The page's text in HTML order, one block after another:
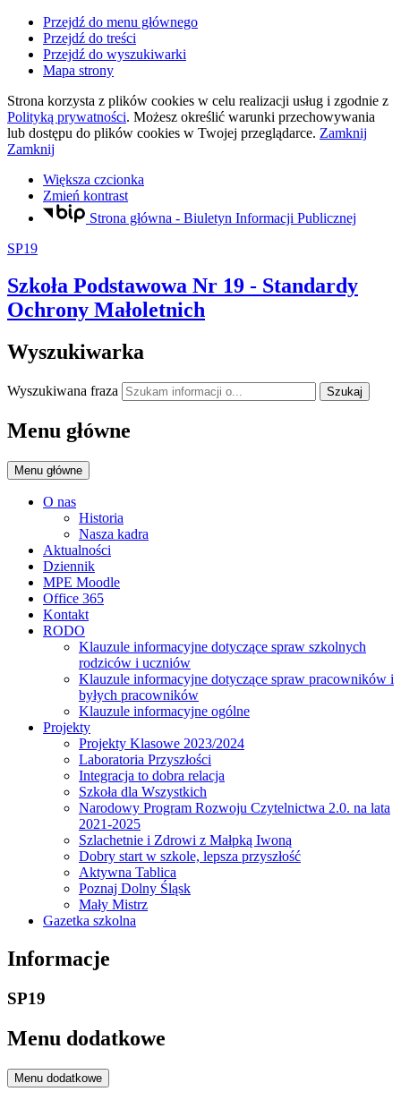
Przejdź do menu głównego
Przejdź do treści
Przejdź do wyszukiwarki
Mapa strony
Strona korzysta z plików cookies w celu realizacji usług i zgodnie z
Polityką prywatności. Możesz określić warunki przechowywania
lub dostępu do plików cookies w Twojej przeglądarce. Zamknij
Zamknij
Większa czcionka
Zmień kontrast
Strona główna - Biuletyn Informacji Publicznej
SP19
Szkoła Podstawowa Nr 19 - Standardy
Ochrony Małoletnich
Wyszukiwarka
Wyszukiwana fraza Szukaj
Menu główne
Menu główne
O nas
Historia
Nasza kadra
Aktualności
Dziennik
MPE Moodle
Office 365
Kontakt
RODO
Klauzule informacyjne dotyczące spraw szkolnych
rodziców i uczniów
Klauzule informacyjne dotyczące spraw pracowników i
byłych pracowników
Klauzule informacyjne ogólne
Projekty
Projekty Klasowe 2023/2024
Laboratoria Przyszłości
Integracja to dobra relacja
Szkoła dla Wszystkich
Narodowy Program Rozwoju Czytelnictwa 2.0. na lata
2021-2025
Szlachetnie i Zdrowi z Małpką Iwoną
Dobry start w szkole, lepsza przyszłość
Aktywna Tablica
Poznaj Dolny Śląsk
Mały Mistrz
Gazetka szkolna
Informacje
SP19
Menu dodatkowe
Menu dodatkowe